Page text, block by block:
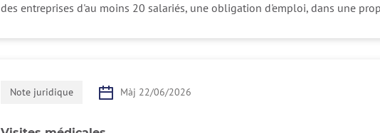
des entreprises d'au moins 20 salariés, une obligation d'emploi, dans une
Note juridique Màj 22/06/2026